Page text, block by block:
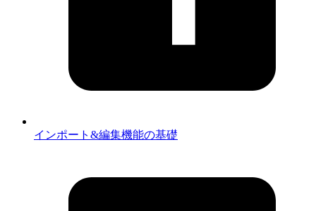
インポート&編集機能の基礎